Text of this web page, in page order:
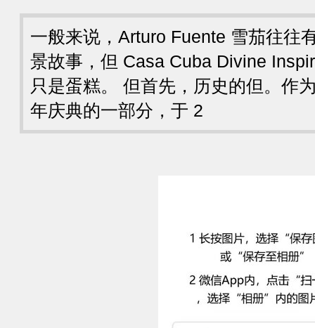
一般来说，Arturo Fuente 雪茄往往
景故事，但 Casa Cuba Divine
只是蛋糕。 但首先，历史的但。作
年庆典的一部分，于 2